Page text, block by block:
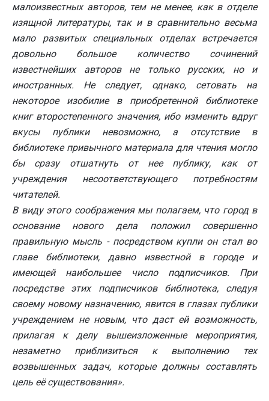
малоизвестных авторов, тем не менее, как в отделе
изящной литературы, так и в сравнительно весьма
мало развитых специальных отделах встречается
довольно большое количество сочинений
известнейших авторов не только русских, но и
иностранных. Не следует, однако, сетовать на
некоторое изобилие в приобретенной библиотеке
книг второстепенного значения, ибо изменить вдруг
вкусы публики невозможно, а отсутствие в
библиотеке привычного материала для чтения могло
бы сразу отшатнуть от нее публику, как от
учреждения несоответствующего потребностям
читателей.
В виду этого соображения мы полагаем, что город в
основание нового дела положил совершенно
правильную мысль - посредством купли он стал во
главе библиотеки, давно известной в городе и
имеющей наибольшее число подписчиков. При
посредстве этих подписчиков библиотека, следуя
своему новому назначению, явится в глазах публики
учреждением не новым, что даст ей возможность,
прилагая к делу вышеизложенные мероприятия,
незаметно приблизиться к выполнению тех
возвышенных задач, которые должны составлять
цель её существования».